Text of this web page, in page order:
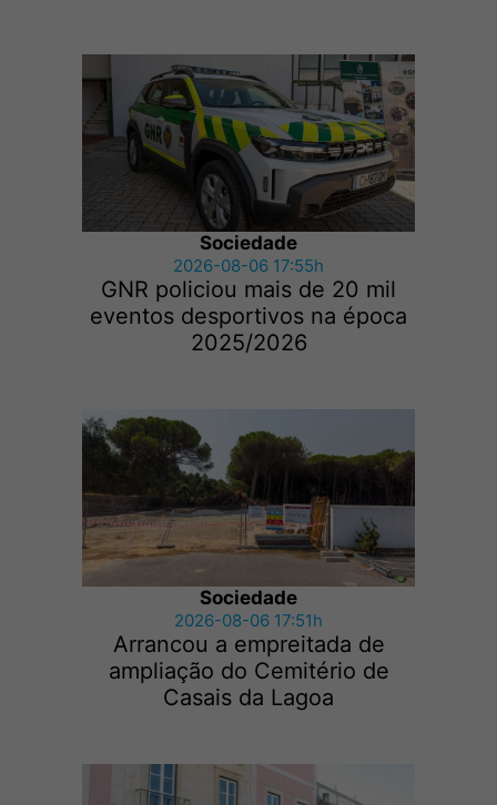
Sociedade
2026-08-06 17:55h
GNR policiou mais de 20 mil
eventos desportivos na época
2025/2026
Sociedade
2026-08-06 17:51h
Arrancou a empreitada de
ampliação do Cemitério de
Casais da Lagoa